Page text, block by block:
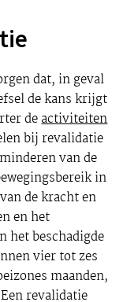
dat, in geval
de kans krijgt
deactiviteiten
bij revalidatie
van de
in
de kracht en
en het
het beschadigde
vier tot zes
maanden,
revalidatie